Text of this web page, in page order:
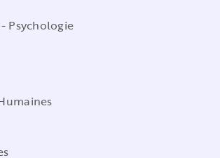
Psychologie